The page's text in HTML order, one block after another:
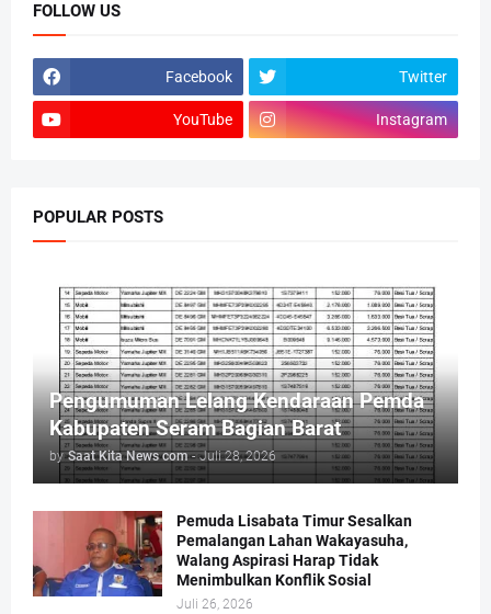
FOLLOW US
Facebook Twitter
YouTube Instagram
POPULAR POSTS
Pengumuman Lelang Kendaraan Pemda
Kabupaten Seram Bagian Barat
by Saat Kita News com - Juli 28, 2026
Pemuda Lisabata Timur Sesalkan
Pemalangan Lahan Wakayasuha,
Walang Aspirasi Harap Tidak
Menimbulkan Konflik Sosial
Juli 26, 2026